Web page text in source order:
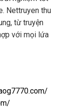
Nettruyen thu
từ truyện
với mọi lứa